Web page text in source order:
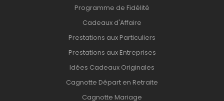
Programme de Fidélité
Cadeaux d'Affaire
Prestations aux Particuliers
Prestations aux Entreprises
Idées Cadeaux Originales
Cagnotte Départ en Retraite
Cagnotte Mariage